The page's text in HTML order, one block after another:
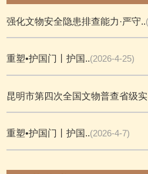
强化文物安全隐患排查能力·严守..
重塑•护国门丨护国..(2026-4-25)
昆明市第四次全国文物普查省级实
重塑•护国门丨护国..(2026-4-7)